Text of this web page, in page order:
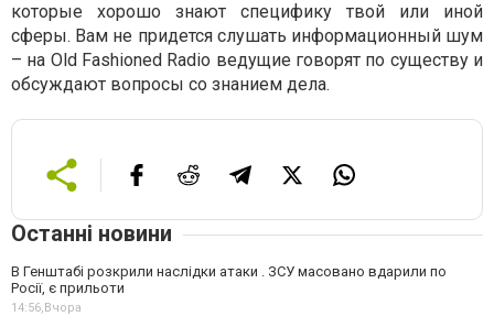
которые хорошо знают специфику твой или иной
сферы. Вам не придется слушать информационный шум
– на Old Fashioned Radio ведущие говорят по существу и
обсуждают вопросы со знанием дела.
Останні новини
В Генштабі розкрили наслідки атаки . ЗСУ масовано вдарили по
Росії, є прильоти
14:56,Вчора